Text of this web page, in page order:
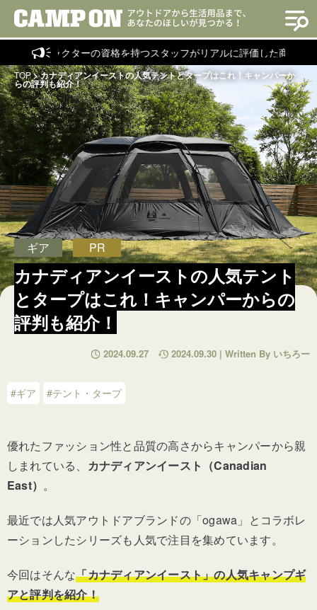
ラクターの資格を持つスタッフがリアルに評価した商品を紹介！
TOP>カナディアンイーストの人気テントとタープはこれ！キャンパーか
らの評判も紹介！
ギア PR
カナディアンイーストの人気テント
とタープはこれ！キャンパーからの
評判も紹介！
2024.09.27 2024.09.30 | Written By いちろー
#ギア #テント・タープ
優れたファッション性と品質の高さからキャンパーから親
しまれている、 カナディアンイースト（Canadian
East） 。
最近では人気アウトドアブランドの「ogawa」とコラボレ
ーションしたシリーズも人気で注目を集めています。
今回はそんな「カナディアンイースト」の人気キャンプギ
アと評判を紹介！